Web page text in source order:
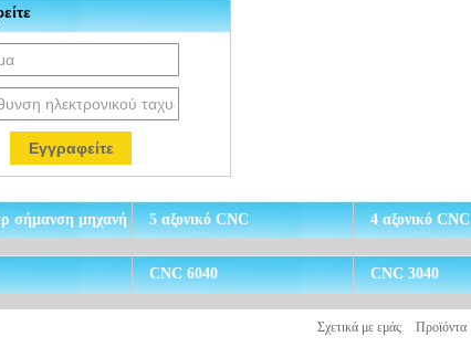
σήμανση μηχανή 5 αξονικό CNC 4 αξονικό CNC
CNC 6040 CNC 3040
Σχετικά με εμάς Προϊόντα